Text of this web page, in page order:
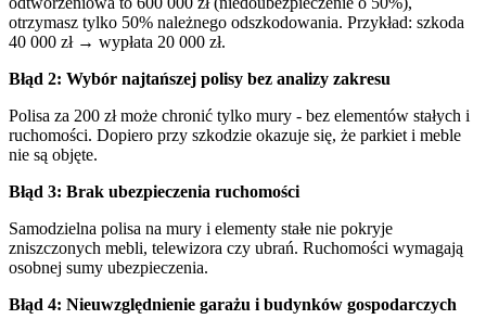
otrzymasz tylko 50% należnego odszkodowania. Przykład: szkoda
40 000 zł → wypłata 20 000 zł.
Błąd 2: Wybór najtańszej polisy bez analizy zakresu
Polisa za 200 zł może chronić tylko mury - bez elementów stałych i
ruchomości. Dopiero przy szkodzie okazuje się, że parkiet i meble
nie są objęte.
Błąd 3: Brak ubezpieczenia ruchomości
Samodzielna polisa na mury i elementy stałe nie pokryje
zniszczonych mebli, telewizora czy ubrań. Ruchomości wymagają
osobnej sumy ubezpieczenia.
Błąd 4: Nieuwzględnienie garażu i budynków gospodarczych